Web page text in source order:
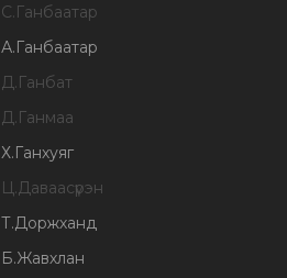
С.Ганбаатар
А.Ганбаатар
Д.Ганбат
Д.Ганмаа
Х.Ганхуяг
Ц.Даваасүрэн
Т.Доржханд
Б.Жавхлан